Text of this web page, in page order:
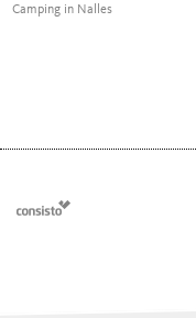
Camping in Nalles